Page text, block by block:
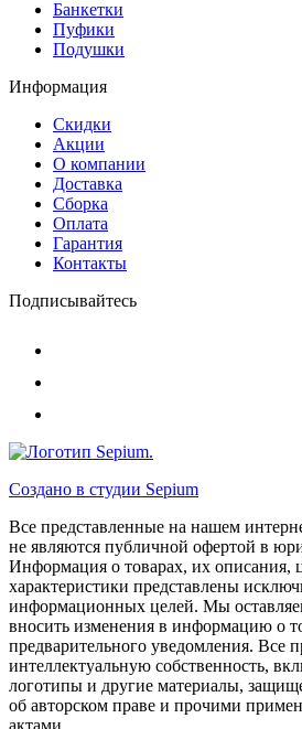
Банкетки
Пуфики
Подушки
Информация
Скидки
Акции
О компании
Доставка
Сборка
Оплата
Гарантия
Контакты
Подписывайтесь
Создано в студии Sepium
Все представленные на нашем
не являются публичной офертой в
Информация о товарах, их описания,
характеристики представлены
информационных целей. Мы
вносить изменения в информацию о
предварительного уведомления. Все
интеллектуальную собственность,
логотипы и другие материалы,
об авторском праве и прочими
актами.